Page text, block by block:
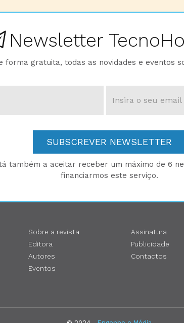
Newsletter
forma gratuita, todas as novidades e eventos
SUBSCREVER NEWSLETTER
também a aceitar receber um máximo de 6
financiarmos este serviço.
Sobre a revista
Editora
Autores
Eventos
Assinatura
Publicidade
Contactos